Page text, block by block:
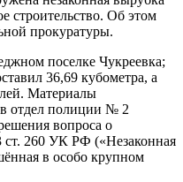
строительство. Об этом
прокуратуры.
поселке Чукреевка;
36,69 кубометра, а
Материалы
отдел полиции № 2
вопроса о
ст. 260 УК РФ («Незаконная
в особо крупном